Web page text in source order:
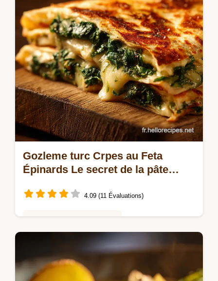
parfait pour vos plats de fête Une…
Gozleme turc Crpes au Feta
Épinards Le secret de la pâte
4.09 (11 Évaluations)
Le Gozleme turc Crpes au fromage et aux
herbes cest la cuisine de rue
méditerranéenne parfaite pour un diner